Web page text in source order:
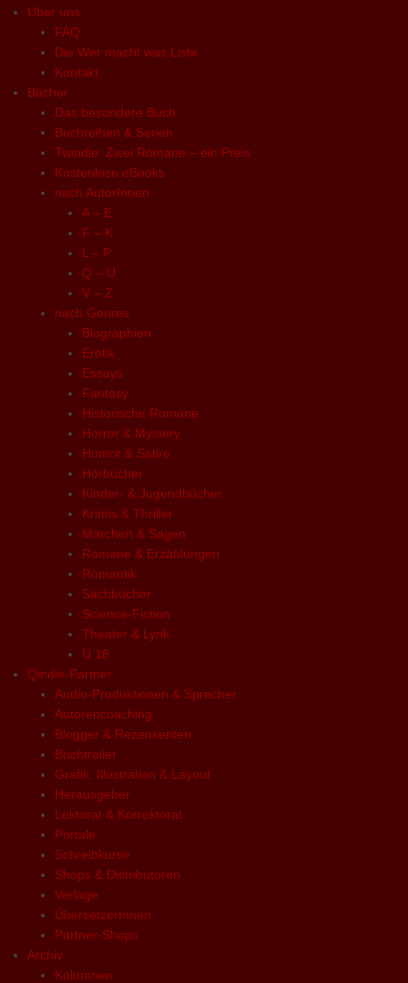
Über uns
FAQ
Die Wer macht was Liste
Kontakt
Bücher
Das besondere Buch
Buchreihen & Serien
Twindie: Zwei Romane – ein Preis
Kostenlose eBooks
nach AutorInnen
A – E
F – K
L – P
Q – U
V – Z
nach Genres
Biographien
Erotik
Essays
Fantasy
Historische Romane
Horror & Mystery
Humor & Satire
Hörbücher
Kinder- & Jugendbücher
Krimis & Thriller
Märchen & Sagen
Romane & Erzählungen
Romantik
Sachbücher
Science-Fiction
Theater & Lyrik
U 18
Qindie-Partner
Audio-Produktionen & Sprecher
Autorencoaching
Blogger & Rezensenten
Buchtrailer
Grafik, Illustration & Layout
Herausgeber
Lektorat & Korrektorat
Portale
Schreibkurse
Shops & Distributoren
Verlage
ÜbersetzerInnen
Partner-Shops
Archiv
Kolumnen